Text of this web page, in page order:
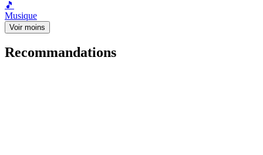
🎵
Musique
Voir moins
Recommandations